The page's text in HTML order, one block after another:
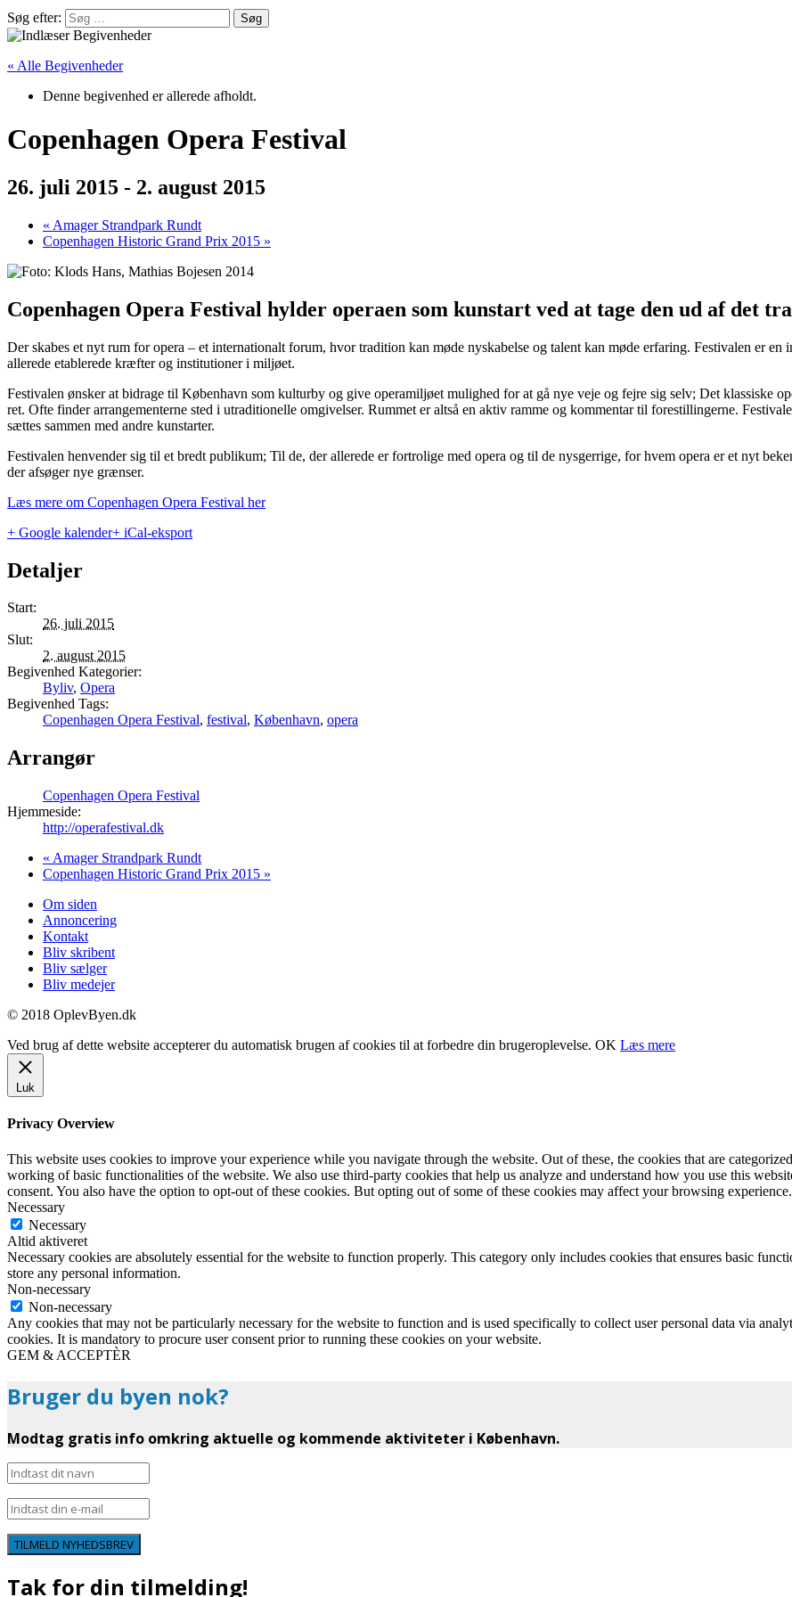
Søg efter:
« Alle Begivenheder
Denne begivenhed er allerede afholdt.
Copenhagen Opera Festival
26. juli 2015 - 2. august 2015
« Amager Strandpark Rundt
Copenhagen Historic Grand Prix 2015 »
Copenhagen Opera Festival hylder operaen som kunstart ved at tage den ud af det
Der skabes et nyt rum for opera – et internationalt forum, hvor tradition kan møde nyskabelse og talent kan møde erfaring. Festivalen er
allerede etablerede kræfter og institutioner i miljøet.
Festivalen ønsker at bidrage til København som kulturby og give operamiljøet mulighed for at gå nye veje og fejre sig selv; Det klassiske
ret. Ofte finder arrangementerne sted i utraditionelle omgivelser. Rummet er altså en aktiv ramme og kommentar til forestillingerne.
sættes sammen med andre kunstarter.
Festivalen henvender sig til et bredt publikum; Til de, der allerede er fortrolige med opera og til de nysgerrige, for hvem opera er et nyt
der afsøger nye grænser.
Læs mere om Copenhagen Opera Festival her
+ Google kalender+ iCal-eksport
Detaljer
Start:
26. juli 2015
Slut:
2. august 2015
Begivenhed Kategorier:
Byliv, Opera
Begivenhed Tags:
Copenhagen Opera Festival, festival, København, opera
Arrangør
Copenhagen Opera Festival
Hjemmeside:
http://operafestival.dk
« Amager Strandpark Rundt
Copenhagen Historic Grand Prix 2015 »
Om siden
Annoncering
Kontakt
Bliv skribent
Bliv sælger
Bliv medejer
© 2018 OplevByen.dk
Ved brug af dette website accepterer du automatisk brugen af cookies til at forbedre din brugeroplevelse. OK Læs mere
Luk
Privacy Overview
This website uses cookies to improve your experience while you navigate through the website. Out of these, the cookies that are
working of basic functionalities of the website. We also use third-party cookies that help us analyze and understand how you use this
consent. You also have the option to opt-out of these cookies. But opting out of some of these cookies may affect your browsing experience.
Necessary
Necessary
Altid aktiveret
Necessary cookies are absolutely essential for the website to function properly. This category only includes cookies that ensures basic
store any personal information.
Non-necessary
Non-necessary
Any cookies that may not be particularly necessary for the website to function and is used specifically to collect user personal data via
cookies. It is mandatory to procure user consent prior to running these cookies on your website.
GEM & ACCEPTÈR
Bruger du byen nok?
Modtag gratis info omkring aktuelle og kommende aktiviteter i København.
TILMELD NYHEDSBREV
Tak for din tilmelding!